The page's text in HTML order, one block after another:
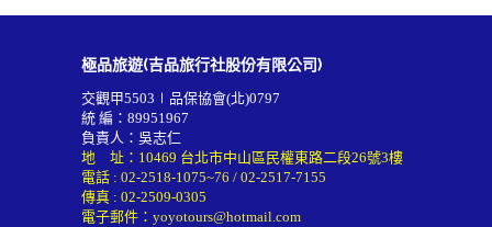
極品旅遊(吉品旅行社股份有限公司)
交觀甲5503∣品保協會(北)0797
統 編：89951967
負責人：吳志仁
地 址：10469 台北市中山區民權東路二段26號3樓
電話 : 02-2518-1075~76 / 02-2517-7155
傳真 : 02-2509-0305
電子郵件： yoyotours@hotmail.com